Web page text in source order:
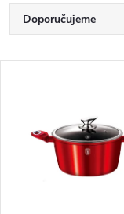
Ř
a
Doporučujeme
Nejprodávanější
Abecedně